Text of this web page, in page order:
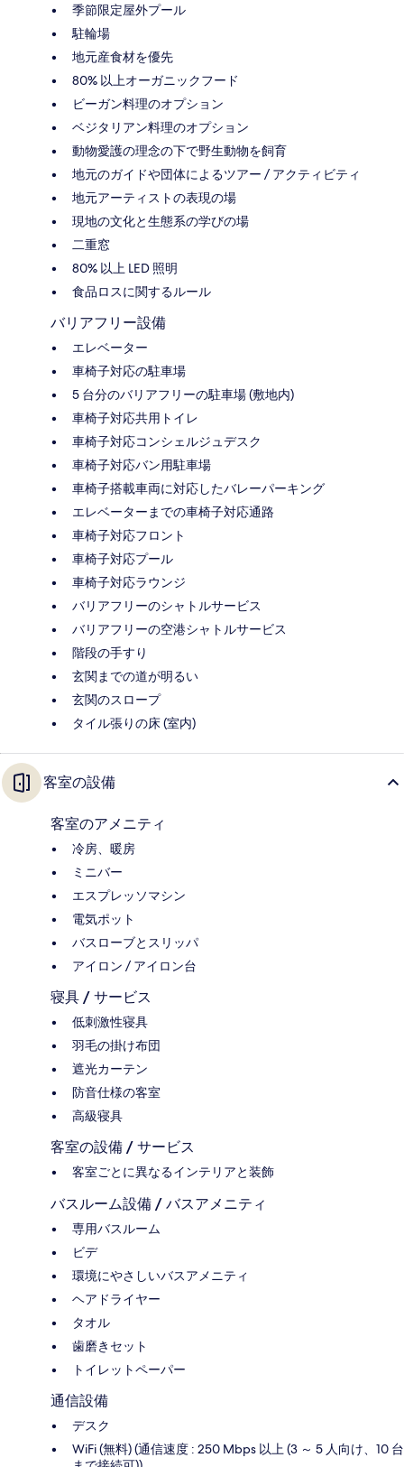
季節限定屋外プール
駐輪場
地元産食材を優先
80% 以上オーガニックフード
ビーガン料理のオプション
ベジタリアン料理のオプション
動物愛護の理念の下で野生動物を飼育
地元のガイドや団体によるツアー / アクティビティ
地元アーティストの表現の場
現地の文化と生態系の学びの場
二重窓
80% 以上 LED 照明
食品ロスに関するルール
バリアフリー設備
エレベーター
車椅子対応の駐車場
5 台分のバリアフリーの駐車場 (敷地内)
車椅子対応共用トイレ
車椅子対応コンシェルジュデスク
車椅子対応バン用駐車場
車椅子搭載車両に対応したバレーパーキング
エレベーターまでの車椅子対応通路
車椅子対応フロント
車椅子対応プール
車椅子対応ラウンジ
バリアフリーのシャトルサービス
バリアフリーの空港シャトルサービス
階段の手すり
玄関までの道が明るい
玄関のスロープ
タイル張りの床 (室内)
客室の設備
客室のアメニティ
冷房、暖房
ミニバー
エスプレッソマシン
電気ポット
バスローブとスリッパ
アイロン / アイロン台
寝具 / サービス
低刺激性寝具
羽毛の掛け布団
遮光カーテン
防音仕様の客室
高級寝具
客室の設備 / サービス
客室ごとに異なるインテリアと装飾
バスルーム設備 / バスアメニティ
専用バスルーム
ビデ
環境にやさしいバスアメニティ
ヘアドライヤー
タオル
歯磨きセット
トイレットペーパー
通信設備
デスク
WiFi (無料) (通信速度 : 250 Mbps 以上 (3 ～ 5 人向け、10 台